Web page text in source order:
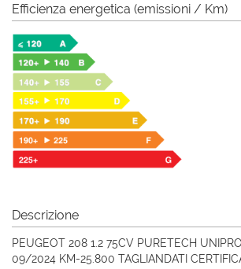
Efficienza energetica (emissioni / Km)
Descrizione
PEUGEOT 208 1.2 75CV PURETECH
09/2024 KM-25.800 TAGLIANDATI